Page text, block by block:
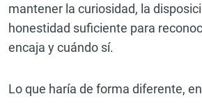
mantener la curiosidad, la
honestidad suficiente para
encaja y cuándo sí.
Lo que haría de forma diferente,